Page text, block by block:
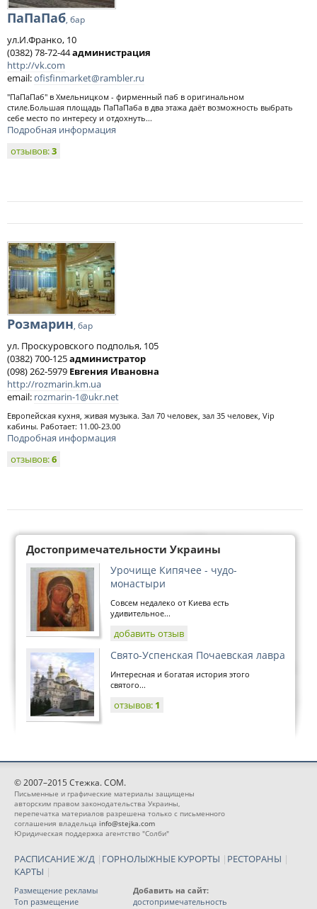
ПаПаПаб, бар
ул.И.Франко, 10
(0382) 78-72-44администрация
http://vk.com
email:ofisfinmarket@rambler.ru
"ПаПаПаб" в Хмельницком - фирменный паб в оригинальном
стиле.Большая площадь ПаПаПаба в два этажа даёт возможность выбрать
себе место по интересу и отдохнуть...
Подробная информация
отзывов:3
Розмарин, бар
ул. Проскуровского подполья, 105
(0382) 700-125администратор
(098) 262-5979 Евгения Ивановна
http://rozmarin.km.ua
email: rozmarin-1@ukr.net
Европейская кухня, живая музыка. Зал 70 человек, зал 35 человек, Vip
кабины. Работает: 11.00-23.00
Подробная информация
отзывов:6
Достопримечательности Украины
Урочище Кипячее - чудо-
монастыри
Совсем недалеко от Киева есть
удивительное...
добавить отзыв
Свято-Успенская Почаевская лавра
Интересная и богатая история этого
святого...
отзывов: 1
© 2007–2015 Стежка. COM.
Письменные и графические материалы защищены
авторским правом законодательства Украины,
перепечатка материалов разрешена только с письменного
соглашения владельца info@stejka.com
Юридическая поддержка агентство "Солби"
РАСПИСАНИЕ Ж/Д | ГОРНОЛЫЖНЫЕ КУРОРТЫ | РЕСТОРАНЫ |
КАРТЫ |
Размещение рекламы
Топ размещение
Добавить на сайт:
достопримечательность